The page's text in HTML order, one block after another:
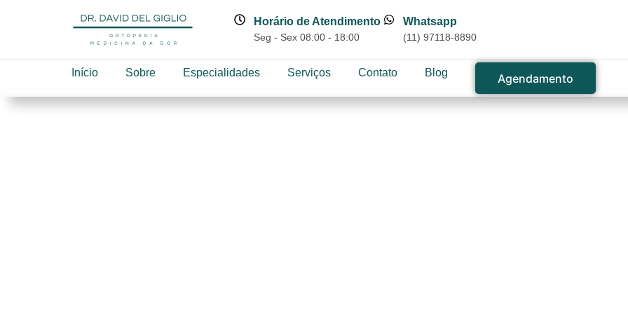
Horário de Atendimento
Seg - Sex 08:00 - 18:00
Whatsapp
(11) 97118-8890
Início Sobre Especialidades Serviços Contato Blog Agendamento